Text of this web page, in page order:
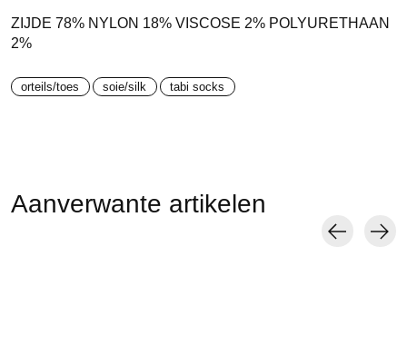
ZIJDE 78% NYLON 18% VISCOSE 2% POLYURETHAAN
2%
orteils/toes soie/silk tabi socks
Aanverwante artikelen